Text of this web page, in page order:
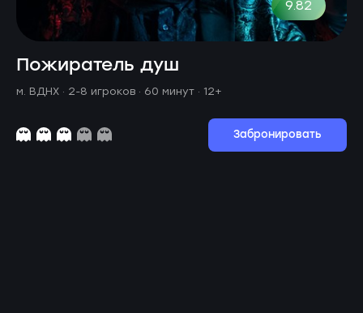
9.82
Пожиратель душ
м. ВДНХ · 2-8 игроков · 60 минут · 12+
Забронировать